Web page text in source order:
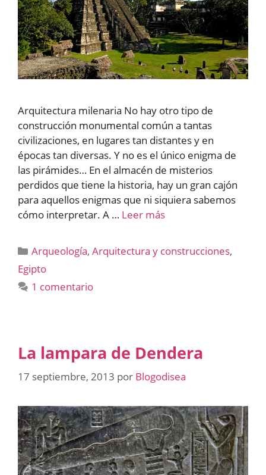
Arquitectura milenaria No hay otro tipo de
construcción monumental común a tantas
civilizaciones, en lugares tan distantes y en
épocas tan diversas. Y no es el único enigma de
las pirámides… En el almacén de misterios
perdidos que tiene la historia, hay un gran cajón
para aquellos enigmas que ni siquiera sabemos
cómo interpretar. A … Leer más
Categorías
Arqueología,Arquitectura y construcciones,
Egipto
1 comentario
La lampara de Dendera
17 septiembre, 2013 por Blogodisea